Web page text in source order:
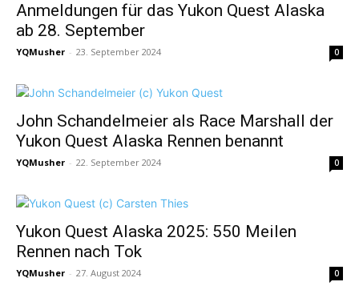
Anmeldungen für das Yukon Quest Alaska
ab 28. September
YQMusher - 23. September 2024 0
John Schandelmeier als Race Marshall der
Yukon Quest Alaska Rennen benannt
YQMusher - 22. September 2024 0
Yukon Quest Alaska 2025: 550 Meilen
Rennen nach Tok
YQMusher - 27. August 2024 0